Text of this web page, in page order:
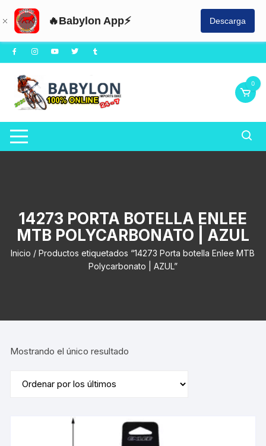
🔥Babylon App⚡ Descarga
Saltar
al
contenido
0
14273 PORTA BOTELLA ENLEE
MTB POLYCARBONATO | AZUL
Inicio / Productos etiquetados “14273 Porta botella Enlee MTB
Polycarbonato | AZUL”
Mostrando el único resultado